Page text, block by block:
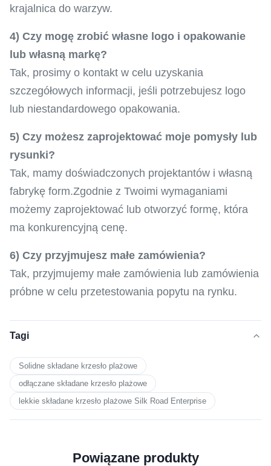
krajalnica do warzyw.
4) Czy mogę zrobić własne logo i opakowanie
lub własną markę?
Tak, prosimy o kontakt w celu uzyskania
szczegółowych informacji, jeśli potrzebujesz logo
lub niestandardowego opakowania.
5) Czy możesz zaprojektować moje pomysły lub
rysunki?
Tak, mamy doświadczonych projektantów i własną
fabrykę form.Zgodnie z Twoimi wymaganiami
możemy zaprojektować lub otworzyć formę, która
ma konkurencyjną cenę.
6) Czy przyjmujesz małe zamówienia?
Tak, przyjmujemy małe zamówienia lub zamówienia
próbne w celu przetestowania popytu na rynku.
Tagi
Solidne składane krzesło plażowe
odłączane składane krzesło plażowe
lekkie składane krzesło plażowe Silk Road Enterprise
Powiązane produkty